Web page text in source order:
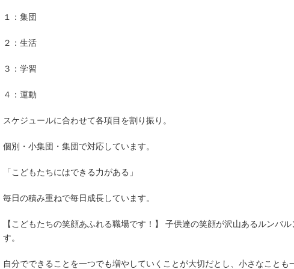
１：集団
２：生活
３：学習
４：運動
スケジュールに合わせて各項目を割り振り。
個別・小集団・集団で対応しています。
「こどもたちにはできる力がある」
毎日の積み重ねで毎日成長しています。
【こどもたちの笑顔あふれる職場です！】 子供達の笑顔が沢山あるルンバ
す。
自分でできることを一つでも増やしていくことが大切だとし、小さなことも